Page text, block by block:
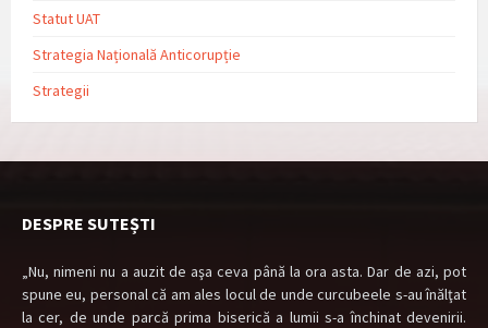
Statut UAT
Strategia Națională Anticorupție
Strategii
DESPRE SUTEȘTI
„Nu, nimeni nu a auzit de aşa ceva până la ora asta. Dar de azi, pot
spune eu, personal că am ales locul de unde curcubeele s-au înălţat
la cer, de unde parcă prima biserică a lumii s-a închinat devenirii.